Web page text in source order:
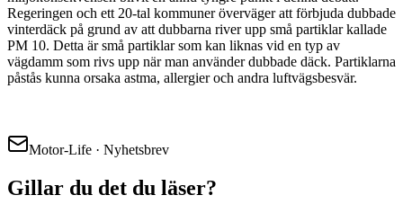
Regeringen och ett 20-tal kommuner överväger att förbjuda dubbade
vinterdäck på grund av att dubbarna river upp små partiklar kallade
PM 10. Detta är små partiklar som kan liknas vid en typ av
vägdamm som rivs upp när man använder dubbade däck. Partiklarna
påstås kunna orsaka astma, allergier och andra luftvägsbesvär.
Motor-Life · Nyhetsbrev
Gillar du det du läser?